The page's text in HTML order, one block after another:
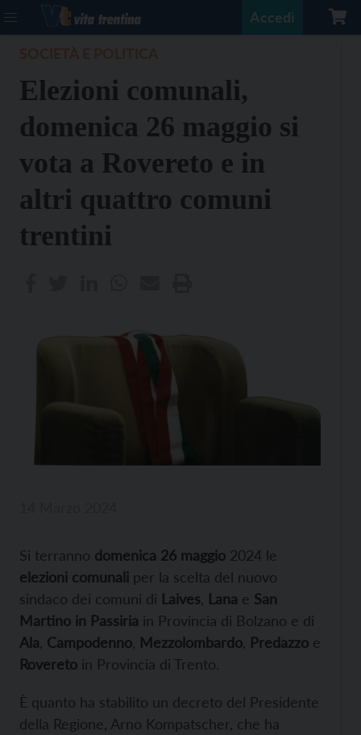
Accedi
Elezioni comunali,
domenica 26 maggio si
vota a Rovereto e in
altri quattro comuni
trentini
Si terranno domenica 26 maggio 2024 le
elezioni comunali per la scelta del nuovo
sindaco dei comuni di Laives Lana e San
Martino in Passiria in Provincia di Bolzano e di
Ala Campodenno Mezzolombardo Predazzo e
Rovereto in Provincia di Trento.
È quanto ha stabilito un decreto del Presidente
della Regione, Arno Kompatscher, che ha